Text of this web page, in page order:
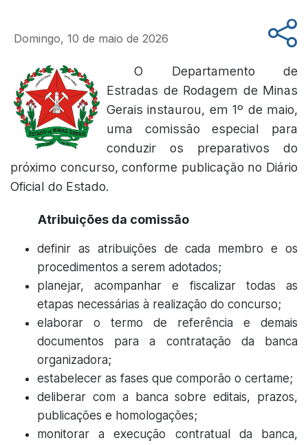
Domingo, 10 de maio de 2026
O Departamento de
Estradas de Rodagem de Minas
Gerais instaurou, em 1º de maio,
uma comissão especial para
conduzir os preparativos do
próximo concurso, conforme publicação no Diário
Oficial do Estado.
Atribuições da comissão
definir as atribuições de cada membro e os
procedimentos a serem adotados;
planejar, acompanhar e fiscalizar todas as
etapas necessárias à realização do concurso;
elaborar o termo de referência e demais
documentos para a contratação da banca
organizadora;
estabelecer as fases que comporão o certame;
deliberar com a banca sobre editais, prazos,
publicações e homologações;
monitorar a execução contratual da banca,